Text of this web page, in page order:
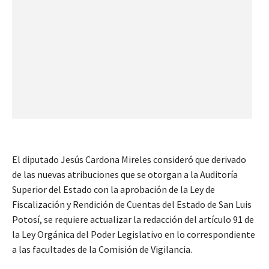
El diputado Jesús Cardona Mireles consideró que derivado
de las nuevas atribuciones que se otorgan a la Auditoría
Superior del Estado con la aprobación de la Ley de
Fiscalización y Rendición de Cuentas del Estado de San Luis
Potosí, se requiere actualizar la redacción del artículo 91 de
la Ley Orgánica del Poder Legislativo en lo correspondiente
a las facultades de la Comisión de Vigilancia.